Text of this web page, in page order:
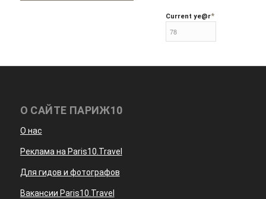
Current ye@r*
О САЙТЕ ПАРИЖ10
О нас
Реклама на Paris10.Travel
Для гидов и фотографов
Вакансии Paris10.Travel